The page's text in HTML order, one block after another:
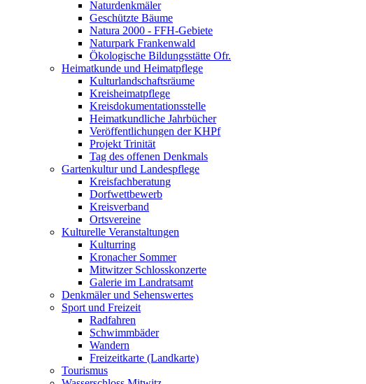
Naturdenkmäler
Geschützte Bäume
Natura 2000 - FFH-Gebiete
Naturpark Frankenwald
Ökologische Bildungsstätte Ofr.
Heimatkunde und Heimatpflege
Kulturlandschaftsräume
Kreisheimatpflege
Kreisdokumentationsstelle
Heimatkundliche Jahrbücher
Veröffentlichungen der KHPf
Projekt Trinität
Tag des offenen Denkmals
Gartenkultur und Landespflege
Kreisfachberatung
Dorfwettbewerb
Kreisverband
Ortsvereine
Kulturelle Veranstaltungen
Kulturring
Kronacher Sommer
Mitwitzer Schlosskonzerte
Galerie im Landratsamt
Denkmäler und Sehenswertes
Sport und Freizeit
Radfahren
Schwimmbäder
Wandern
Freizeitkarte (Landkarte)
Tourismus